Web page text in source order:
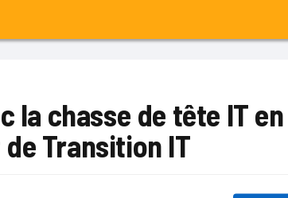
la chasse de tête IT en
Transition IT